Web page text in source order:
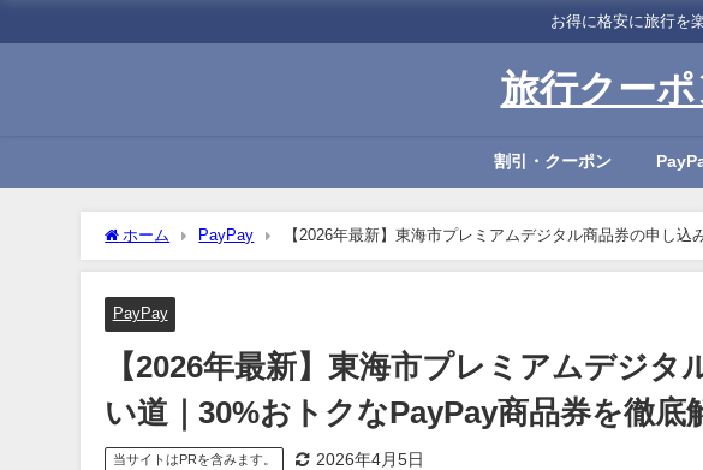
お得に格安に旅行を
旅行クー
割引・クーポン
ホーム PayPay 【2026年最新】東海市プレミアムデジタル商品券の申し
PayPay
【2026年最新】東海市プレミアムデジタ
い道｜30%おトクなPayPay商品券を徹底
当サイトはPRを含みます。 2026年4月5日